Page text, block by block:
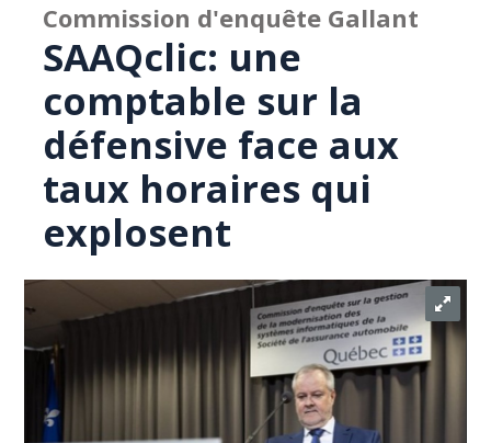
Commission d'enquête Gallant
SAAQclic: une
comptable sur la
défensive face aux
taux horaires qui
explosent